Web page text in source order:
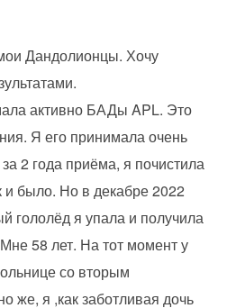
Дандолионцы. Хочу
активно БАДы APL. Это
Я его принимала очень
2 года приёма, я почистила
и было. Но в декабре 2022
гололёд я упала и получила
58 лет. На тот момент у
со вторым
же, я ,как заботливая дочь